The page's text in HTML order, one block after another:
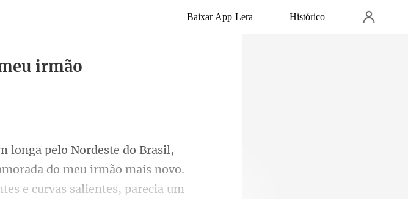
Baixar App Lera Histórico
irmão
do meu irmão mais novo.
e curvas salientes, par